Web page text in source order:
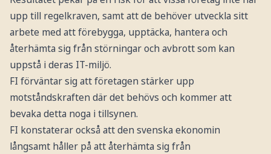
upp till regelkraven, samt att de behöver utveckla sitt
arbete med att förebygga, upptäcka, hantera och
återhämta sig från störningar och avbrott som kan
uppstå i deras IT-miljö.
FI förväntar sig att företagen stärker upp
motståndskraften där det behövs och kommer att
bevaka detta noga i tillsynen.
FI konstaterar också att den svenska ekonomin
långsamt håller på att återhämta sig från